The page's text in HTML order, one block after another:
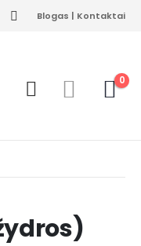
Blogas | Kontaktai
0